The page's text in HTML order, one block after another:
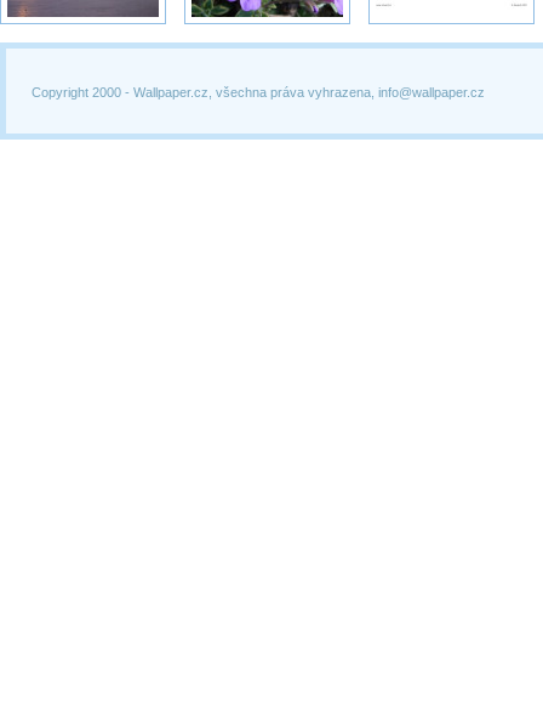
Copyright 2000 - Wallpaper.cz, všechna práva vyhrazena, info@wallpaper.cz